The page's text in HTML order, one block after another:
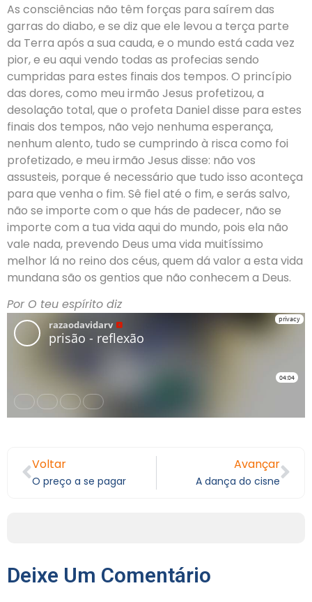
As consciências não têm forças para saírem das
garras do diabo, e se diz que ele levou a terça parte
da Terra após a sua cauda, e o mundo está cada vez
pior, e eu aqui vendo todas as profecias sendo
cumpridas para estes finais dos tempos. O princípio
das dores, como meu irmão Jesus profetizou, a
desolação total, que o profeta Daniel disse para estes
finais dos tempos, não vejo nenhuma esperança,
nenhum alento, tudo se cumprindo à risca como foi
profetizado, e meu irmão Jesus disse: não vos
assusteis, porque é necessário que tudo isso aconteça
para que venha o fim. Sê fiel até o fim, e serás salvo,
não se importe com o que hás de padecer, não se
importe com a tua vida aqui do mundo, pois ela não
vale nada, prevendo Deus uma vida muitíssimo
melhor lá no reino dos céus, quem dá valor a esta vida
mundana são os gentios que não conhecem a Deus.
Por O teu espírito diz
Voltar
O preço a se pagar
Avançar
A dança do cisne
Deixe Um Comentário